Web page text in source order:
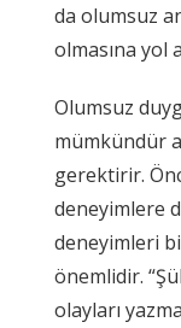
da olumsuz
olmasına yol
Olumsuz
mümkündür
gerektirir.
deneyimlere
deneyimleri
önemlidir.
olayları